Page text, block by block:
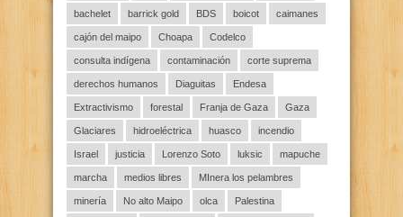
bachelet barrick gold BDS boicot caimanes
cajón del maipo Choapa Codelco
consulta indígena contaminación corte suprema
derechos humanos Diaguitas Endesa
Extractivismo forestal Franja de Gaza Gaza
Glaciares hidroeléctrica huasco incendio
Israel justicia Lorenzo Soto luksic mapuche
marcha medios libres MInera los pelambres
minería No alto Maipo olca Palestina